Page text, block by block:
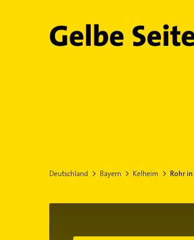
Gelbe Seiten
Deutschland Bayern Kelheim Rohr